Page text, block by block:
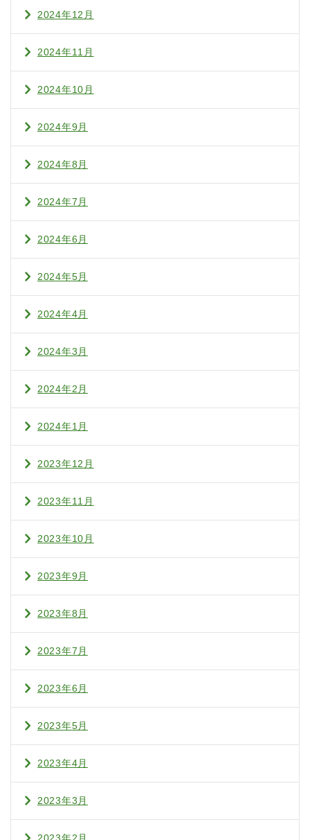
2024年12月
2024年11月
2024年10月
2024年9月
2024年8月
2024年7月
2024年6月
2024年5月
2024年4月
2024年3月
2024年2月
2024年1月
2023年12月
2023年11月
2023年10月
2023年9月
2023年8月
2023年7月
2023年6月
2023年5月
2023年4月
2023年3月